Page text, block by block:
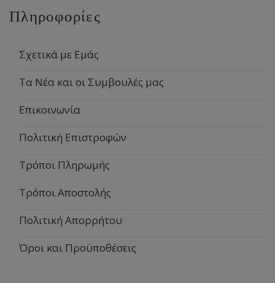
Πληροφορίες
Σχετικά με Εμάς
Τα Νέα και οι Συμβουλές μας
Επικοινωνία
Πολιτική Επιστροφών
Τρόποι Πληρωμής
Τρόποι Αποστολής
Πολιτική Απορρήτου
Όροι και Προϋποθέσεις